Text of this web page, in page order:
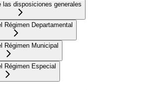
las disposiciones generales
Régimen Departamental
Régimen Municipal
Régimen Especial